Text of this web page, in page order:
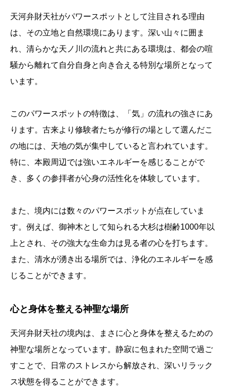
天河弁財天社がパワースポットとして注目される理由
は、その立地と自然環境にあります。深い山々に囲ま
れ、清らかな天ノ川の流れと共にある環境は、都会の喧
騒から離れて自分自身と向き合える特別な場所となって
います。
このパワースポットの特徴は、「気」の流れの強さにあ
ります。古来より修験者たちが修行の場として選んだこ
の地には、天地の気が集中していると言われています。
特に、本殿周辺では強いエネルギーを感じることがで
き、多くの参拝者が心身の活性化を体験しています。
また、境内には数々のパワースポットが点在していま
す。例えば、御神木として知られる大杉は樹齢1000年以
上とされ、その強大な生命力は見る者の心を打ちます。
また、清水が湧き出る場所では、浄化のエネルギーを感
じることができます。
心と身体を整える神聖な場所
天河弁財天社の境内は、まさに心と身体を整えるための
神聖な場所となっています。静寂に包まれた空間で過ご
すことで、日常のストレスから解放され、深いリラック
ス状態を得ることができます。